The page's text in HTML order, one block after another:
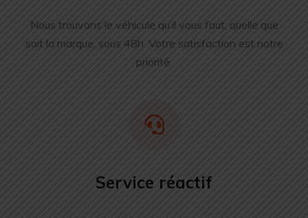
Nous trouvons le véhicule qu’il vous faut, quelle que
soit la marque, sous 48h. Votre satisfaction est notre
priorité.
Service réactif